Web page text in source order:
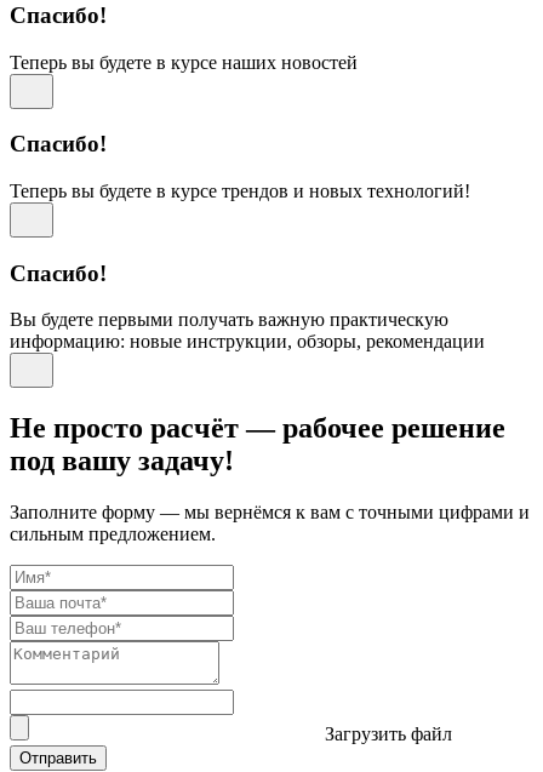
Спасибо!
Теперь вы будете в курсе наших новостей
Спасибо!
Теперь вы будете в курсе трендов и новых технологий!
Спасибо!
Вы будете первыми получать важную практическую
информацию: новые инструкции, обзоры, рекомендации
Не просто расчёт — рабочее решение
под вашу задачу!
Заполните форму — мы вернёмся к вам с точными цифрами и
сильным предложением.
Загрузить файл
Отправить